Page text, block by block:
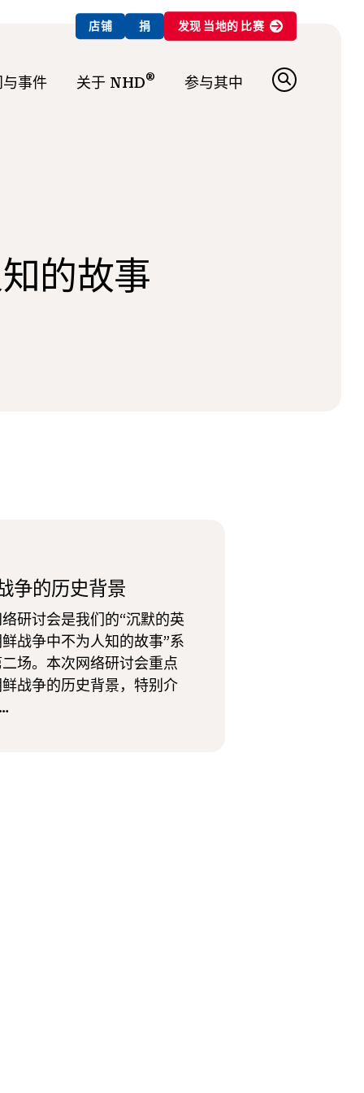
店铺 捐 发现 当地的 比赛
事件 关于 NHD® 参与其中
的故事
争的历史背景
研讨会是我们的“沉默的英
战争中不为人知的故事”系
场。本次网络研讨会重点
战争的历史背景，特别介